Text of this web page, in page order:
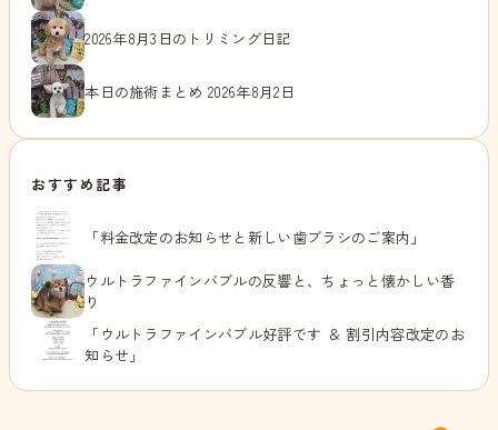
2026年8月3日のトリミング日記
本日の施術まとめ 2026年8月2日
おすすめ記事
「料金改定のお知らせと新しい歯ブラシのご案内」
ウルトラファインバブルの反響と、ちょっと懐かしい香
り
「ウルトラファインバブル好評です ＆ 割引内容改定のお
知らせ」